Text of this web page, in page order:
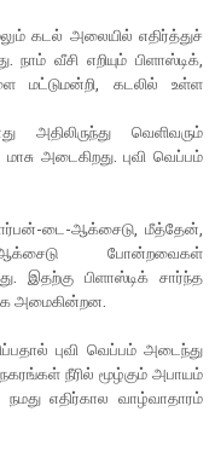
கடல் அலையில் எதிர்த்துச்
வீசி எறியும் பிளாஸ்டிக்,
மட்டுமன்றி, கடலில் உள்ள
அதிலிருந்து வெளிவரும்
அடைகிறது. புவி வெப்பம்
டை-ஆக்சைடு, மீத்தேன்,
ஆக்சைடு போன்றவைகள்
இதற்கு பிளாஸ்டிக் சார்ந்த
அமைகின்றன.
புவி வெப்பம் அடைந்து
நீரில் மூழ்கும் அபாயம்
எதிர்கால வாழ்வாதாரம்